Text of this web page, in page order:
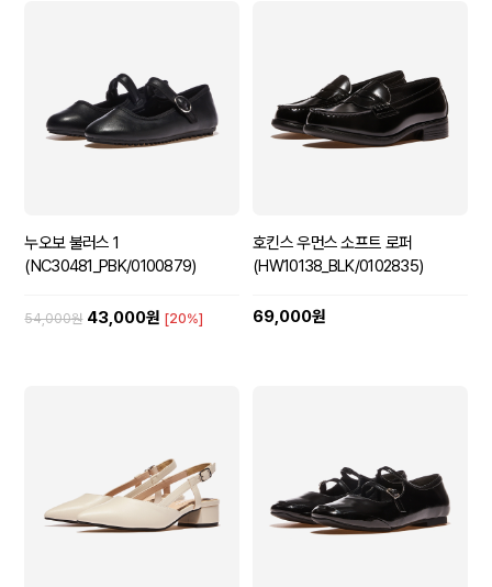
누오보 불러스 1
(NC30481_PBK/0100879)
54,000원 43,000원 [20%]
호킨스 우먼스 소프트 로퍼
(HW10138_BLK/0102835)
69,000원